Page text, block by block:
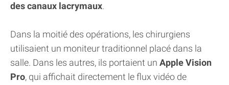
des canaux lacrymaux.
Dans la moitié des opérations, les chirurgiens
utilisaient un moniteur traditionnel placé dans la
salle. Dans les autres, ils portaient un Apple Vision
Pro, qui affichait directement le flux vidéo de